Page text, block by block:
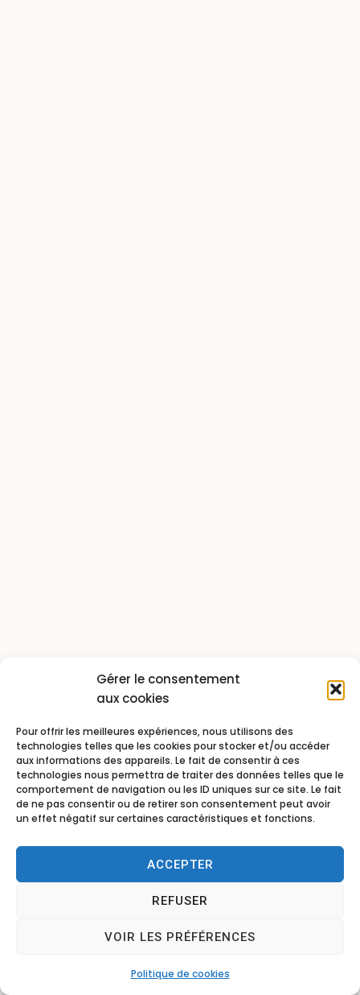
Gérer le consentement
aux cookies
Pour offrir les meilleures expériences, nous utilisons des
technologies telles que les cookies pour stocker et/ou accéder
aux informations des appareils. Le fait de consentir à ces
technologies nous permettra de traiter des données telles que le
comportement de navigation ou les ID uniques sur ce site. Le fait
de ne pas consentir ou de retirer son consentement peut avoir
un effet négatif sur certaines caractéristiques et fonctions.
ACCEPTER
REFUSER
VOIR LES PRÉFÉRENCES
Politique de cookies